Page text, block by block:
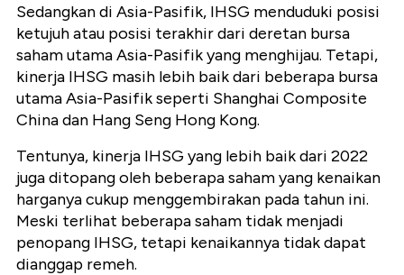
Sedangkan di Asia-Pasifik, IHSG menduduki posisi
ketujuh atau posisi terakhir dari deretan bursa
saham utama Asia-Pasifik yang menghijau. Tetapi,
kinerja IHSG masih lebih baik dari beberapa bursa
utama Asia-Pasifik seperti Shanghai Composite
China dan Hang Seng Hong Kong.
Tentunya, kinerja IHSG yang lebih baik dari 2022
juga ditopang oleh beberapa saham yang kenaikan
harganya cukup menggembirakan pada tahun ini.
Meski terlihat beberapa saham tidak menjadi
penopang IHSG, tetapi kenaikannya tidak dapat
dianggap remeh.